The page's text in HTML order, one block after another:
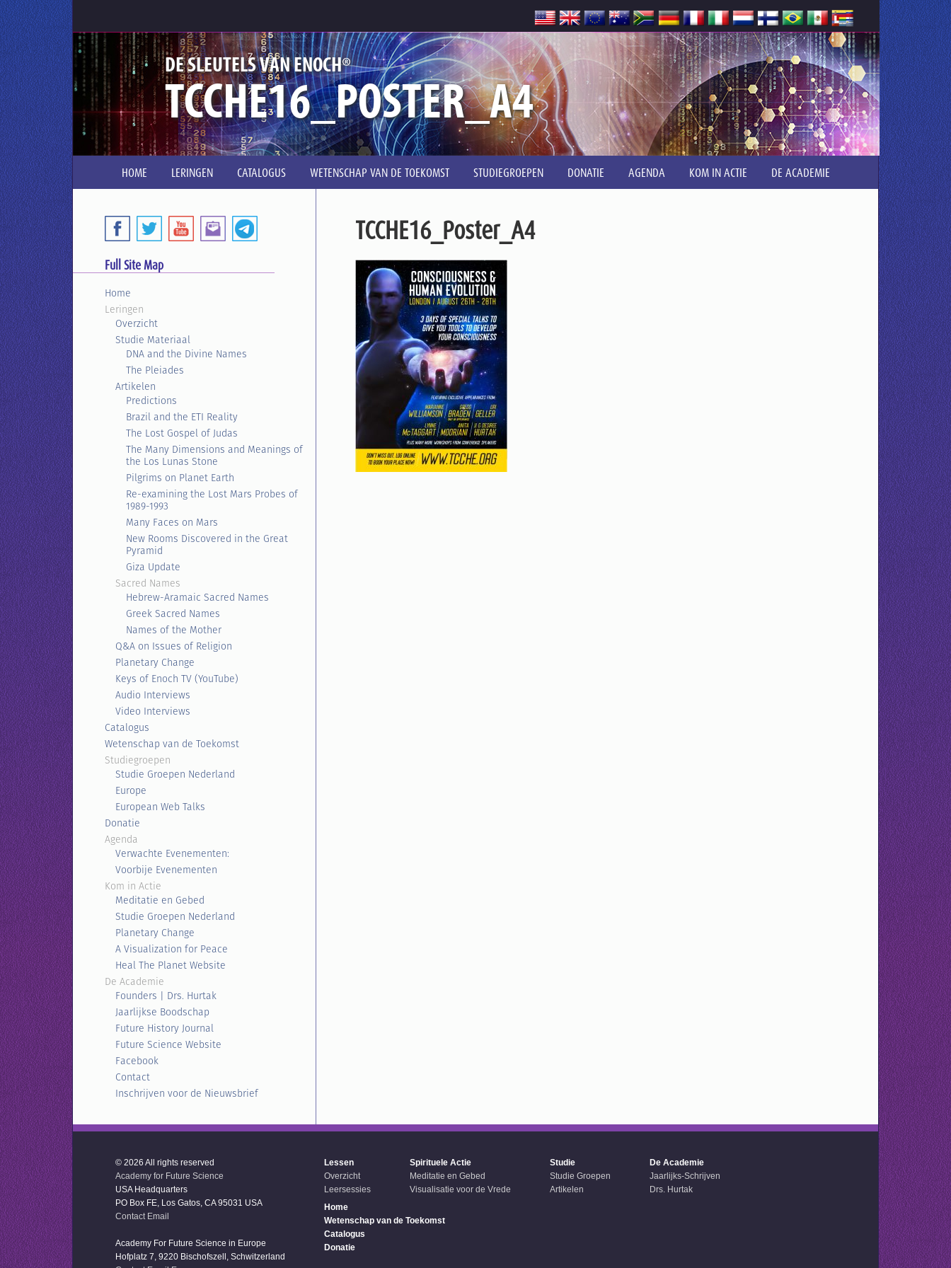
DE SLEUTELS VAN ENOCH®
TCCHE16_POSTER_A4
HOME LERINGEN CATALOGUS WETENSCHAP VAN DE TOEKOMST STUDIEGROEPEN DONATIE AGENDA KOM IN ACTIE DE ACADEMIE
TCCHE16_Poster_A4
Full Site Map
Home
Leringen
Overzicht
Studie Materiaal
DNA and the Divine Names
The Pleiades
Artikelen
Predictions
Brazil and the ETI Reality
The Lost Gospel of Judas
The Many Dimensions and Meanings of
the Los Lunas Stone
Pilgrims on Planet Earth
Re-examining the Lost Mars Probes of
1989-1993
Many Faces on Mars
New Rooms Discovered in the Great
Pyramid
Giza Update
Sacred Names
Hebrew-Aramaic Sacred Names
Greek Sacred Names
Names of the Mother
Q&A on Issues of Religion
Planetary Change
Keys of Enoch TV (YouTube)
Audio Interviews
Video Interviews
Catalogus
Wetenschap van de Toekomst
Studiegroepen
Studie Groepen Nederland
Europe
European Web Talks
Donatie
Agenda
Verwachte Evenementen:
Voorbije Evenementen
Kom in Actie
Meditatie en Gebed
Studie Groepen Nederland
Planetary Change
A Visualization for Peace
Heal The Planet Website
De Academie
Founders | Drs. Hurtak
Jaarlijkse Boodschap
Future History Journal
Future Science Website
Facebook
Contact
Inschrijven voor de Nieuwsbrief
© 2026 All rights reserved
Academy for Future Science
USA Headquarters
PO Box FE, Los Gatos, CA 95031 USA
Contact Email
Academy For Future Science in Europe
Hofplatz 7, 9220 Bischofszell, Schwitzerland
Lessen
Overzicht
Leersessies
Spirituele Actie
Meditatie en Gebed
Visualisatie voor de Vrede
Studie
Studie Groepen
Artikelen
De Academie
Jaarlijks-Schrijven
Drs. Hurtak
Home
Wetenschap van de Toekomst
Catalogus
Donatie